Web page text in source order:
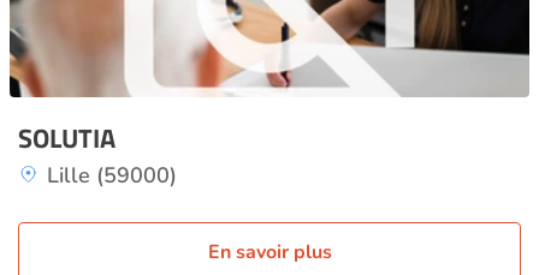
SOLUTIA
Lille (59000)
En savoir plus